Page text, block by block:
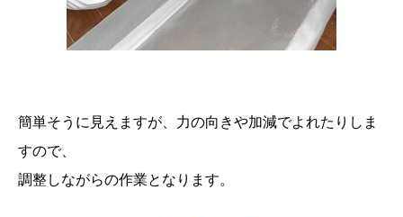
簡単そうに見えますが、力の向きや加減でよれたりしま
すので、
調整しながらの作業となります。